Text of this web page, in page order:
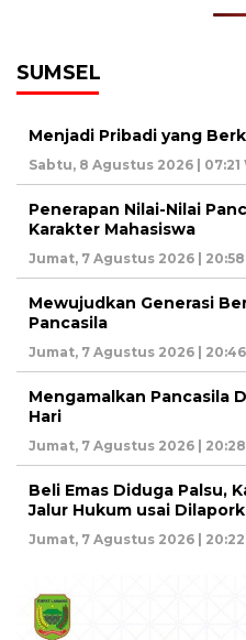
SUMSEL
Menjadi Pribadi yang
Sabtu, 8 Agustus 2026 | 07:21
Penerapan Nilai-Nilai
Karakter Mahasiswa
Jumat, 7 Agustus 2026 |
Mewujudkan Generasi
Pancasila
Jumat, 7 Agustus 2026 |
Mengamalkan Pancasila
Hari
Jumat, 7 Agustus 2026 |
Beli Emas Diduga Palsu,
Jalur Hukum usai
Jumat, 7 Agustus 2026 |